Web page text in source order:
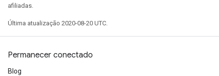
afiliadas.
Última atualização 2020-08-20 UTC.
Permanecer conectado
Blog